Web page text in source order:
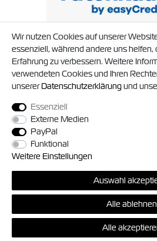
© 2026 Timo Struck und Jörg Militzer GbR.
Preise inkl. gesetzl. MwSt. zzgl.
angegeben.
powered by
Wir nutzen Cookies auf unserer
essenziell, während andere uns helfen,
Erfahrung zu verbessern. Weitere
verwendeten Cookies und Ihren
unsererDaten­schutz­erklärungund
Essenziell
Externe Medien
PayPal
Funktional
Weitere Einstellungen
Auswahl
Alle ablehnen
Alle